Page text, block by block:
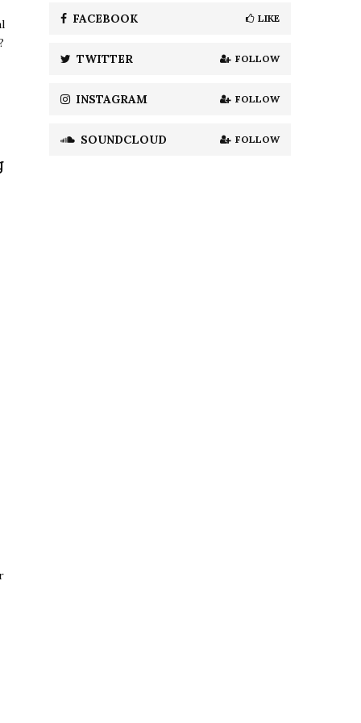
C
H
FACEBOOK LIKE
TWITTER FOLLOW
INSTAGRAM FOLLOW
SOUNDCLOUD FOLLOW